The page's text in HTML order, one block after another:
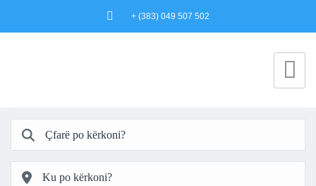
+ (383) 049 507 502